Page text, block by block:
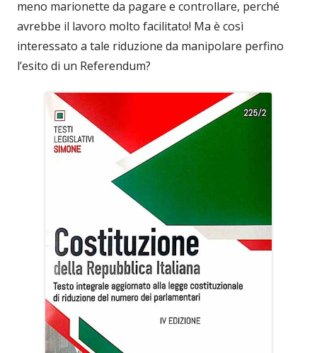
meno marionette da pagare e controllare, perché
avrebbe il lavoro molto facilitato! Ma è così
interessato a tale riduzione da manipolare perfino
l’esito di un Referendum?